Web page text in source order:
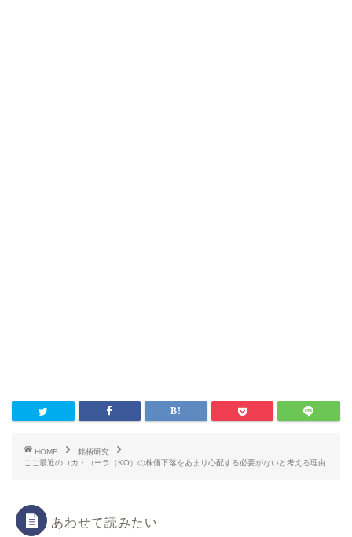
HOME
銘柄研究
ここ最近のコカ・コーラ（KO）の株価下落をあまり心配する必要がないと考える理由
あわせて読みたい